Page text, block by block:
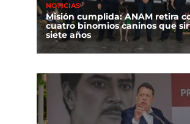
NOTICIAS
Misión cumplida: ANAM retira
cuatro binomios caninos que
siete años